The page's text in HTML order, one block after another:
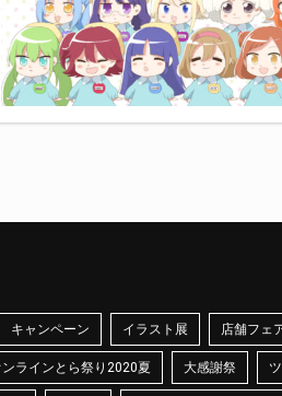
キャンペーン イラスト展 店舗フェ
ラインとら祭り2020夏 大感謝祭